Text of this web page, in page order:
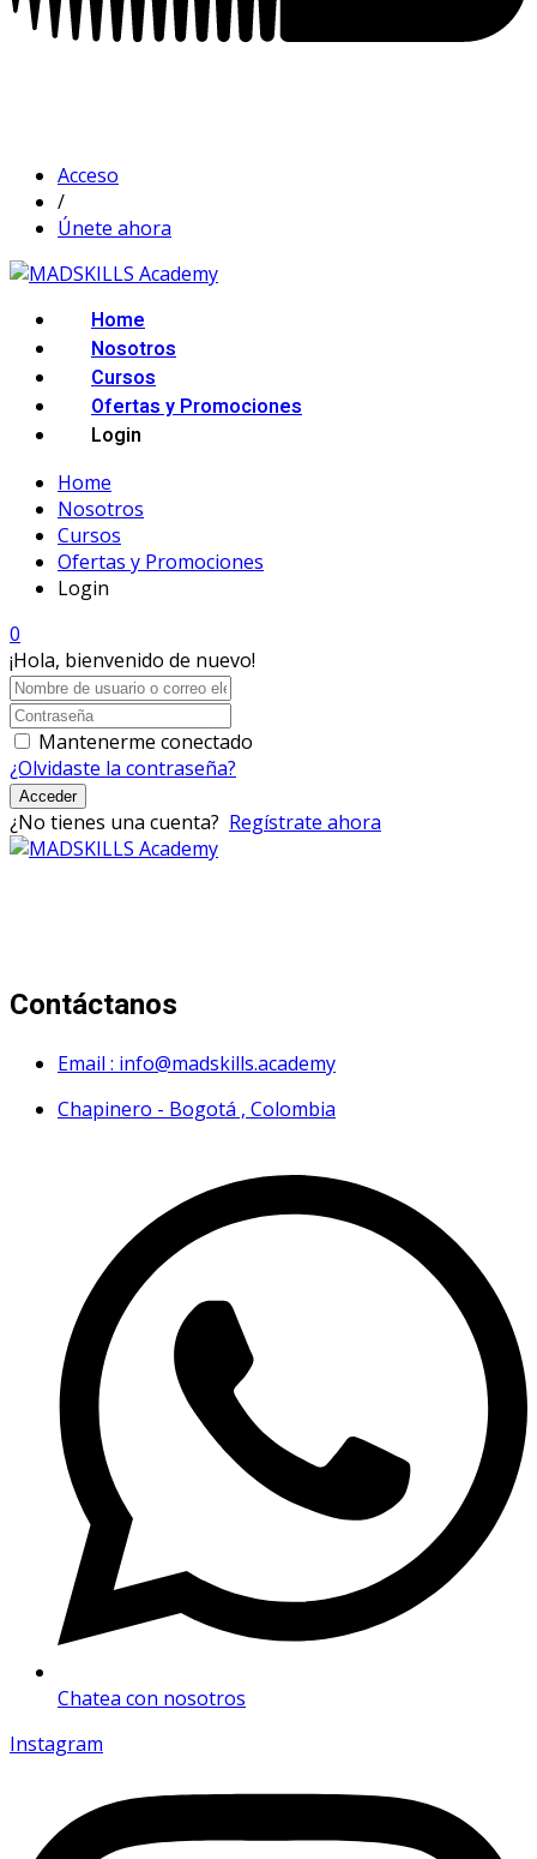
Acceso
/
Únete ahora
Home
Nosotros
Cursos
Ofertas y Promociones
Login
Home
Nosotros
Cursos
Ofertas y Promociones
Login
0
¡Hola, bienvenido de nuevo!
Mantenerme conectado
¿Olvidaste la contraseña?
Acceder
¿No tienes una cuenta? Regístrate ahora
Contáctanos
Email : info@madskills.academy
Chapinero - Bogotá , Colombia
Chatea con nosotros
Instagram